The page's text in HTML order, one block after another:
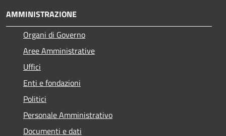
AMMINISTRAZIONE
Organi di Governo
Aree Amministrative
Uffici
Enti e fondazioni
Politici
Personale Amministrativo
Documenti e dati